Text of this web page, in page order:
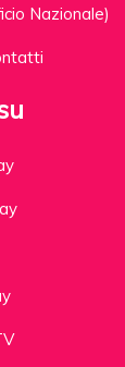
Nazionale)